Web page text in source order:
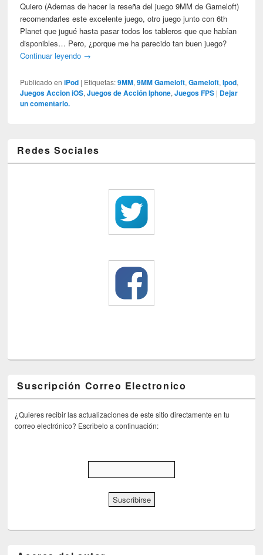
Quiero (Ademas de hacer la reseña del juego 9MM de Gameloft)
recomendarles este excelente juego, otro juego junto con 6th
Planet que jugué hasta pasar todos los tableros que que habían
disponibles… Pero, ¿porque me ha parecido tan buen juego?
Continuar leyendo →
Publicado en iPod | Etiquetas: 9MM,9MM Gameloft,Gameloft,Ipod,
Juegos Accion iOS,Juegos de Acción Iphone,Juegos FPS | Dejar
un comentario.
Redes Sociales
Suscripción Correo Electronico
¿Quieres recibir las actualizaciones de este sitio directamente en tu
correo electrónico? Escribelo a continuación: